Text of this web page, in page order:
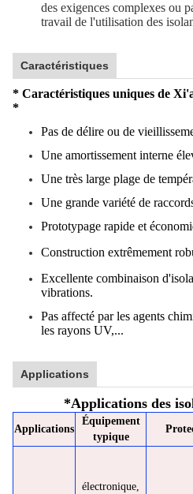
des exigences complexes ou
travail de l'utilisation des
Caractéristiques
* Caractéristiques uniques de
*
Pas de délire ou de
Une amortissement interne
Une très large plage de
Une grande variété de
Prototypage rapide et
Construction extrêmement
Excellente combinaison
vibrations.
Pas affecté par les agents
les rayons UV,...
Applications
*Applications des
Applications
Équipement
typique
électronique,